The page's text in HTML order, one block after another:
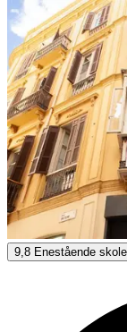
CLIC Málaga
9,8 Enestående
9,8 Enestående skole